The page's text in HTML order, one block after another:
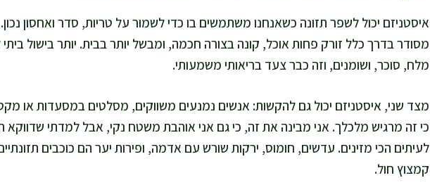
איסטניזם יכול לשפר תזונה כשאנחנו משתמשים בו כדי לשמור על טריות, סדר ואחסון
מסודר בדרך כלל זורק פחות אוכל, קונה בצורה חכמה, ומבשל יותר בבית. יותר בישול
מלח, סוכר, ושומנים, וזה כבר צעד בריאותי משמעותי.
מצד שני, איסטניזם יכול גם להקשות: אנשים נמנעים משווקים, מסלטים במסעדות או
כי זה מרגיש מלכלך. אני מבינה את זה, כי גם אני אוהבת משטח נקי, אבל למדתי
לעיתים הכי מזינים. עדשים, חומוס, ירקות שורש עם אדמה, ופירות יער הם כוכבים
קמצוץ חול.